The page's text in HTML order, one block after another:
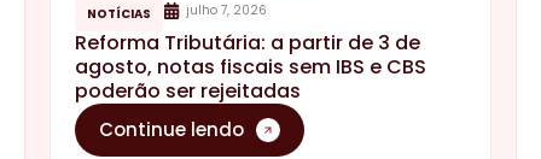
NOTÍCIAS julho 7, 2026
Reforma Tributária: a partir de 3 de
agosto, notas fiscais sem IBS e CBS
poderão ser rejeitadas
Continue lendo